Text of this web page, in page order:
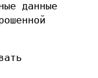
данные